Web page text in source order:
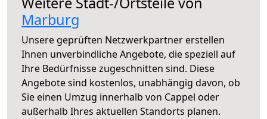
Marburg
Unsere geprüften Netzwerkpartner erstellen
Ihnen unverbindliche Angebote, die speziell auf
Ihre Bedürfnisse zugeschnitten sind. Diese
Angebote sind kostenlos, unabhängig davon, ob
Sie einen Umzug innerhalb von Cappel oder
außerhalb Ihres aktuellen Standorts planen.